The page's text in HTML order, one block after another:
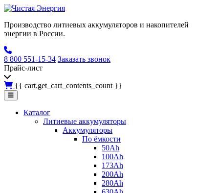
Производство литиевых аккумуляторов и накопителей
энергии в России.
8 800 551-15-34 Заказать звонок
Прайс-лист
{{ cart.get_cart_contents_count }}
Каталог
Литиевые аккумуляторы
Аккумуляторы
По ёмкости
50Ah
100Ah
173Ah
200Ah
280Ah